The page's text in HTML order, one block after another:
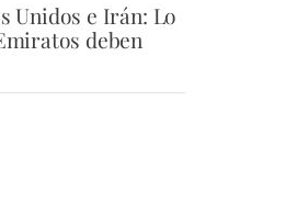
Unidos e Irán: Lo
deben